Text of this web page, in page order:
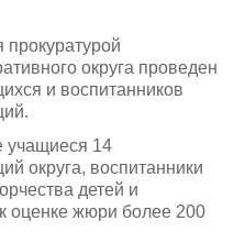
прокуратурой
округа проведен
и воспитанников
учащиеся 14
округа, воспитанники
детей и
оценке жюри более 200